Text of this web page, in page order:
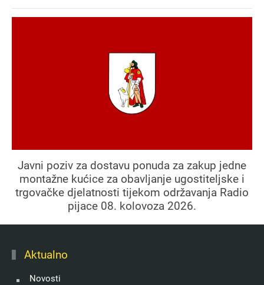
Javni poziv za dostavu ponuda za zakup jedne
montažne kućice za obavljanje ugostiteljske i
trgovačke djelatnosti tijekom održavanja Radio
pijace 08. kolovoza 2026.
Aktualno
Novosti